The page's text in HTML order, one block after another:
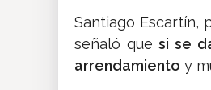
Santiago Escartín,
señaló que si se
arrendamiento y